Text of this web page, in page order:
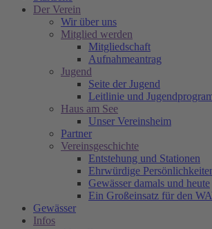
Der Verein
Wir über uns
Mitglied werden
Mitgliedschaft
Aufnahmeantrag
Jugend
Seite der Jugend
Leitlinie und
Haus am See
Unser Vereinsheim
Partner
Vereinsgeschichte
Entstehung und Stationen
Ehrwürdige
Gewässer damals und heute
Ein Großeinsatz für den
Gewässer
Infos